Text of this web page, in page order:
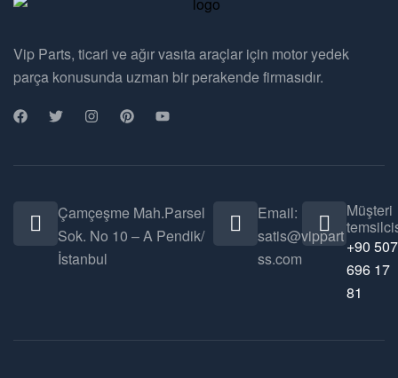
Vip Parts, ticari ve ağır vasıta araçlar için motor yedek
parça konusunda uzman bir perakende firmasıdır.
Çamçeşme Mah.Parsel
Sok. No 10 – A Pendik/
İstanbul
Email:
satis@vippart
ss.com
Müşteri
+90 507
696 17
81